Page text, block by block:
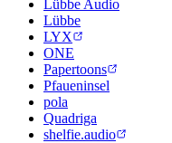
Lübbe Audio
Lübbe
LYX
ONE
Papertoons
Pfaueninsel
pola
Quadriga
shelfie.audio